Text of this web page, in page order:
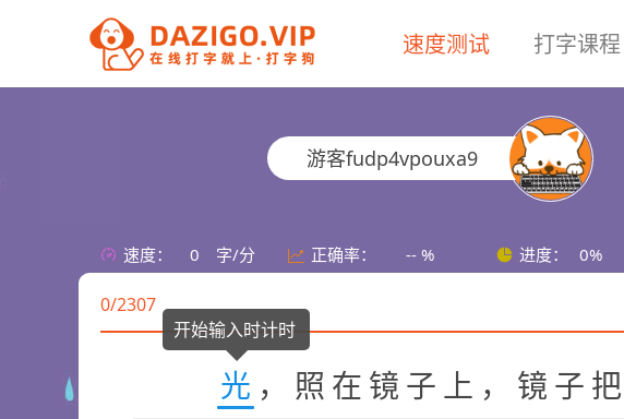
速度测试 打字课程
游客fudp4vpouxa9
速度： 0 字/分 正确率： -- % 进度： 0%
开始输入时计时
0/2307
光 ， 照 在 镜 子 上 ， 镜 子 把